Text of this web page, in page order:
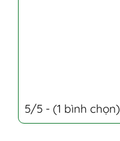
5/5 - (1 bình chọn)